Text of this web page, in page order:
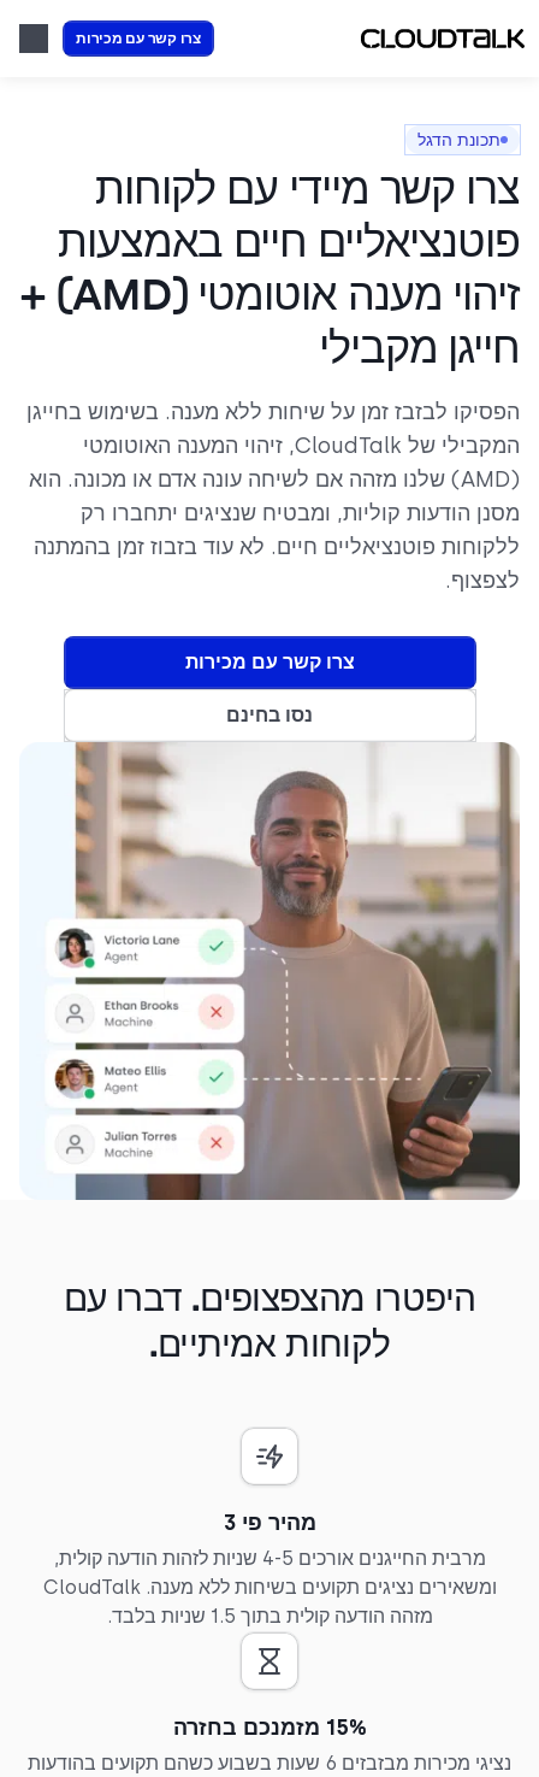
צרו קשר עם מכירות
תכונת הדגל
צרו קשר מיידי עם לקוחות
פוטנציאליים חיים באמצעות
זיהוי מענה אוטומטי (AMD) +
חייגן מקבילי
הפסיקו לבזבז זמן על שיחות ללא מענה. בשימוש בחייגן
המקבילי של CloudTalk, זיהוי המענה האוטומטי
(AMD) שלנו מזהה אם לשיחה עונה אדם או מכונה. הוא
מסנן הודעות קוליות, ומבטיח שנציגים יתחברו רק
ללקוחות פוטנציאליים חיים. לא עוד בזבוז זמן בהמתנה
לצפצוף.
צרו קשר עם מכירות
נסו בחינם
היפטרו מהצפצופים. דברו עם
לקוחות אמיתיים.
מהיר פי 3
מרבית החייגנים אורכים 4-5 שניות לזהות הודעה קולית,
ומשאירים נציגים תקועים בשיחות ללא מענה. CloudTalk
מזהה הודעה קולית בתוך 1.5 שניות בלבד.
15% מזמנכם בחזרה
נציגי מכירות מבזבזים 6 שעות בשבוע כשהם תקועים בהודעות